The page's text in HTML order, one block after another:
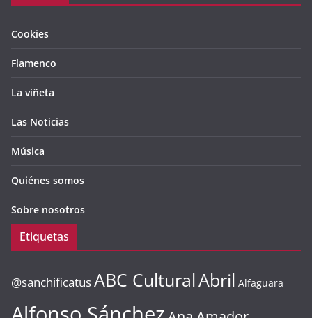
Cookies
Flamenco
La viñeta
Las Noticias
Música
Quiénes somos
Sobre nosotros
Etiquetas
@sanchificatusABC CulturalAbril Alfaguara